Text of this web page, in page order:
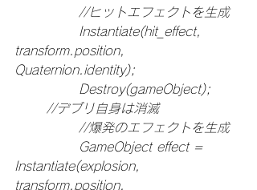
		//ヒットエフェクトを生成
transform.position,
Quaternion.identity);
	//デブリ自身は消滅
		//爆発のエフェクトを生成
Instantiate(explosion,
transform.position,